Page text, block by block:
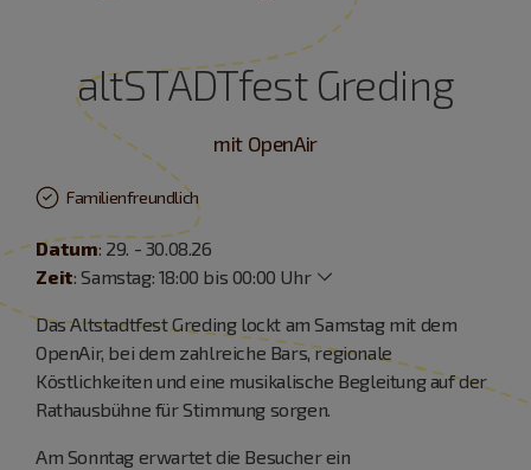
altSTADTfest Greding
mit OpenAir
Familienfreundlich
Datum: 29. - 30.08.26
Zeit:Samstag: 18:00 bis 00:00 Uhr
Das Altstadtfest Greding lockt am Samstag mit dem
OpenAir, bei dem zahlreiche Bars, regionale
Köstlichkeiten und eine musikalische Begleitung auf der
Rathausbühne für Stimmung sorgen.
Am Sonntag erwartet die Besucher ein